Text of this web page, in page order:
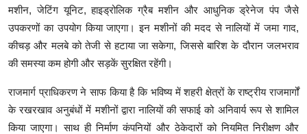
मशीन, जेटिंग यूनिट, हाइड्रोलिक ग्रैब मशीन और आधुनिक ड्रेनेज पंप जैसे
उपकरणों का उपयोग किया जाएगा। इन मशीनों की मदद से नालियों में जमा गाद,
कीचड़ और मलबे को तेजी से हटाया जा सकेगा, जिससे बारिश के दौरान जलभराव
की समस्या कम होगी और सड़कें सुरक्षित रहेंगी।
राजमार्ग प्राधिकरण ने साफ किया है कि भविष्य में शहरी क्षेत्रों के राष्ट्रीय राजमार्गों
के रखरखाव अनुबंधों में मशीनों द्वारा नालियों की सफाई को अनिवार्य रूप से शामिल
किया जाएगा। साथ ही निर्माण कंपनियों और ठेकेदारों को नियमित निरीक्षण और